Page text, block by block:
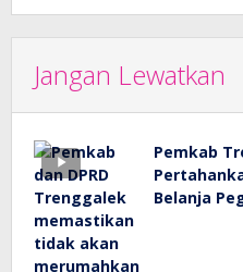
Jangan Lewatkan
Pemkab
Belanja